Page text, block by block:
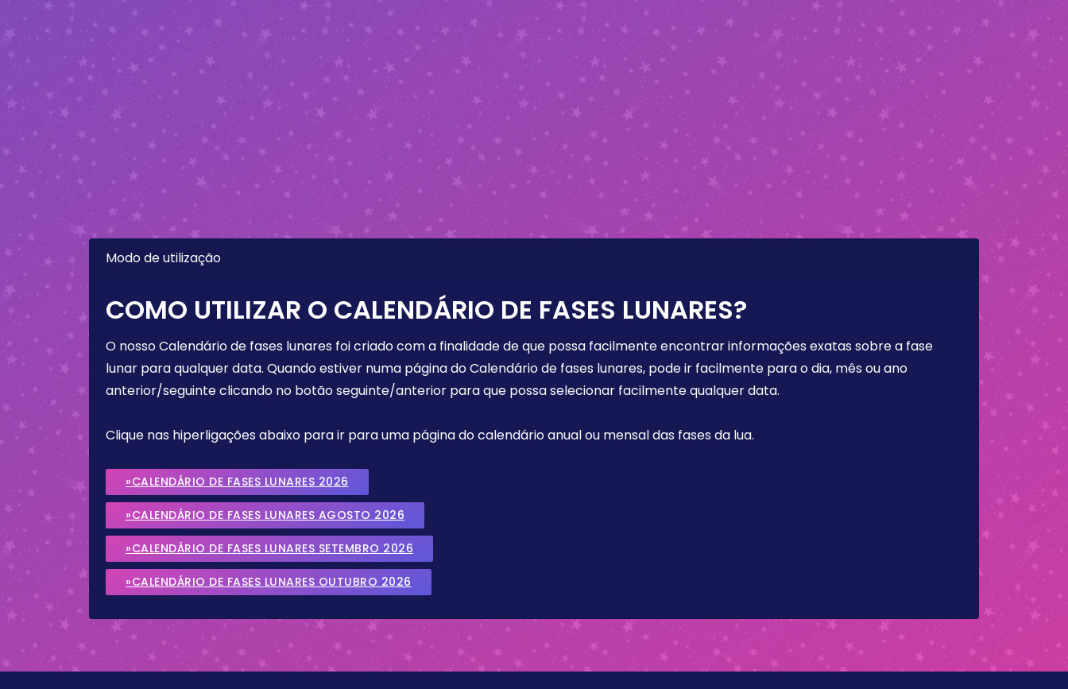
Modo de utilização
COMO UTILIZAR O CALENDÁRIO DE FASES LUNARES?
O nosso Calendário de fases lunares foi criado com a finalidade de que possa facilmente encontrar informações exatas sobre a fase
lunar para qualquer data. Quando estiver numa página do Calendário de fases lunares, pode ir facilmente para o dia, mês ou ano
anterior/seguinte clicando no botão seguinte/anterior para que possa selecionar facilmente qualquer data.
Clique nas hiperligações abaixo para ir para uma página do calendário anual ou mensal das fases da lua.
»CALENDÁRIO DE FASES LUNARES 2026
»CALENDÁRIO DE FASES LUNARES AGOSTO 2026
»CALENDÁRIO DE FASES LUNARES SETEMBRO 2026
»CALENDÁRIO DE FASES LUNARES OUTUBRO 2026